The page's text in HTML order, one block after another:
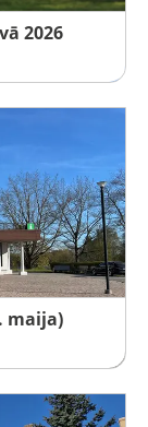
2026
maija)